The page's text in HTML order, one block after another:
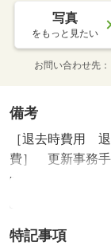
写真
をもっと見たい
お問い合わせ先
備考
［退去時費用
費］ 更新事務
時にクリーニン
（税込）が必要
（契約時保証委
特記事項